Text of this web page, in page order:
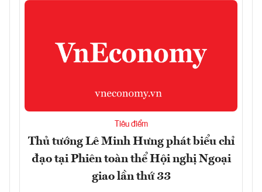
Tiêu điểm
Thủ tướng Lê Minh Hưng phát biểu chỉ
đạo tại Phiên toàn thể Hội nghị Ngoại
giao lần thứ 33